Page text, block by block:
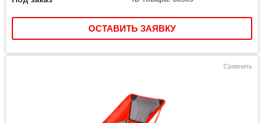
ОСТАВИТЬ ЗАЯВКУ
Сравнить